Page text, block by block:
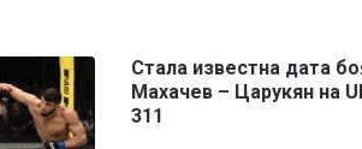
Стала известна дата
Махачев – Царукян на
311